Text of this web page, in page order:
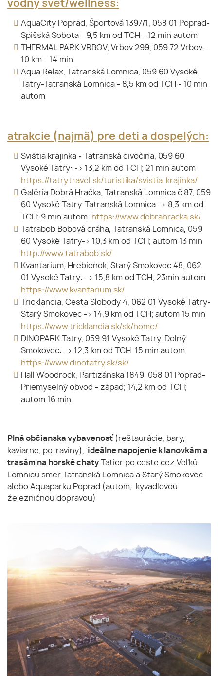
vodný svet/wellness:
AquaCity Poprad, Športová 1397/1, 058 01 Poprad-
Spišská Sobota - 9,5 km od TCH - 12 min autom
THERMAL PARK VRBOV, Vrbov 299, 059 72 Vrbov -
10 km - 14 min
Aqua Relax, Tatranská Lomnica, 059 60 Vysoké
Tatry-Tatranská Lomnica - 8,5 km od TCH - 10 min
autom
atrakcie (najmä) pre deti a dospelých:
Svištia krajinka - Tatranská divočina, 059 60
Vysoké Tatry: -> 13,2 km od TCH; 21 min autom
https://tatrytravel.sk/turistika/svistia-krajinka/
Galéria Dobrá Hračka, Tatranská Lomnica č.87, 059
60 Vysoké Tatry-Tatranská Lomnica -> 8,3 km od
TCH; 9 min autom https://www.dobrahracka.sk/
Tatrabob Bobová dráha, Tatranská Lomnica, 059
60 Vysoké Tatry-> 10,3 km od TCH; autom 13 min
http://www.tatrabob.sk/
Kvantarium, Hrebienok, Starý Smokovec 48, 062
01 Vysoké Tatry: -> 15,8 km od TCH; 23min autom
https://www.kvantarium.sk/
Tricklandia, Cesta Slobody 4, 062 01 Vysoké Tatry-
Starý Smokovec -> 14,9 km od TCH; autom 15 min
https://www.tricklandia.sk/sk/home/
DINOPARK Tatry, 059 91 Vysoké Tatry-Dolný
Smokovec: -> 12,3 km od TCH; 15 min autom
https://www.dinotatry.sk/sk/
Hall Woodrock, Partizánska 1849, 058 01 Poprad-
Priemyselný obvod - západ; 14,2 km od TCH;
autom 16 min
Plná občianska vybavenosť(reštaurácie, bary,
kaviarne, potraviny), ideálne napojenie k lanovkám a
trasám na horské chaty Tatier po ceste cez Veľkú
Lomnicu smer Tatranská Lomnica a Starý Smokovec
alebo Aquaparku Poprad (autom, kyvadlovou
železničnou dopravou)